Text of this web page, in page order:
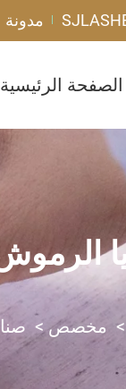
مدونة
الصفحة الرئيسية
> مخصص>